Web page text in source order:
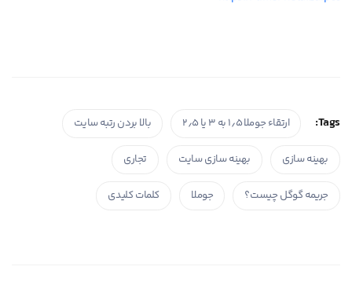
Tags: ارتقاء جوملا ۱٫۵ به ۳ یا ۲٫۵ بالا بردن رتبه سایت
بهینه سازی بهینه سازی سایت تجاری
جریمه گوگل چیست؟ جوملا کلمات کلیدی